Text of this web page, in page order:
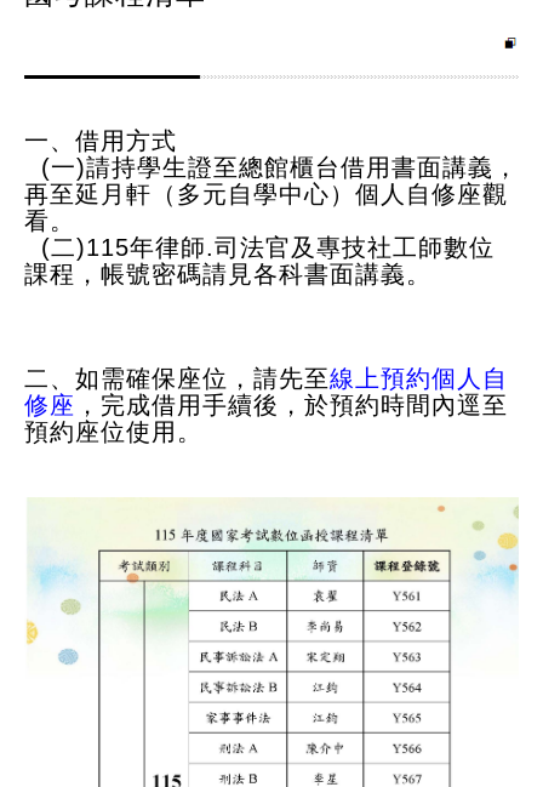
一、借用方式
(一)請持學生證至總館櫃台借用書面講義，
再至延月軒（ 多元自學中心）個人自修座觀
看。
(二)115年律師.司法官及專技社工師數位
課程 ，帳號密碼請見各科書面講義。
二、 如需確保座位，請先至線上預約個人自
修座 ， 完成借用手續後，於預約時間內逕至
預約座位使用。